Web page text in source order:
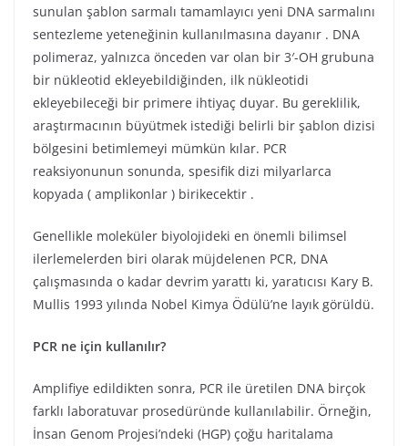
sunulan şablon sarmalı tamamlayıcı yeni DNA sarmalını
sentezleme yeteneğinin kullanılmasına dayanır . DNA
polimeraz, yalnızca önceden var olan bir 3′-OH grubuna
bir nükleotid ekleyebildiğinden, ilk nükleotidi
ekleyebileceği bir primere ihtiyaç duyar. Bu gereklilik,
araştırmacının büyütmek istediği belirli bir şablon dizisi
bölgesini betimlemeyi mümkün kılar. PCR
reaksiyonunun sonunda, spesifik dizi milyarlarca
kopyada ( amplikonlar ) birikecektir .
Genellikle moleküler biyolojideki en önemli bilimsel
ilerlemelerden biri olarak müjdelenen PCR, DNA
çalışmasında o kadar devrim yarattı ki, yaratıcısı Kary B.
Mullis 1993 yılında Nobel Kimya Ödülü’ne layık görüldü.
PCR ne için kullanılır?
Amplifiye edildikten sonra, PCR ile üretilen DNA birçok
farklı laboratuvar prosedüründe kullanılabilir. Örneğin,
İnsan Genom Projesi’ndeki (HGP) çoğu haritalama